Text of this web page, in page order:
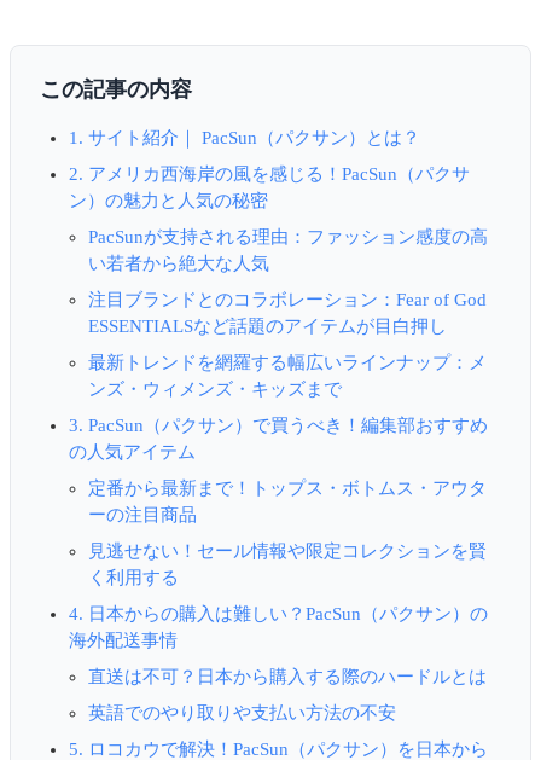
この記事の内容
1. サイト紹介｜ PacSun（パクサン）とは？
2. アメリカ西海岸の風を感じる！PacSun（パクサ
ン）の魅力と人気の秘密
PacSunが支持される理由：ファッション感度の高
い若者から絶大な人気
注目ブランドとのコラボレーション：Fear of God
ESSENTIALSなど話題のアイテムが目白押し
最新トレンドを網羅する幅広いラインナップ：メ
ンズ・ウィメンズ・キッズまで
3. PacSun（パクサン）で買うべき！編集部おすすめ
の人気アイテム
定番から最新まで！トップス・ボトムス・アウタ
ーの注目商品
見逃せない！セール情報や限定コレクションを賢
く利用する
4. 日本からの購入は難しい？PacSun（パクサン）の
海外配送事情
直送は不可？日本から購入する際のハードルとは
英語でのやり取りや支払い方法の不安
5. ロコカウで解決！PacSun（パクサン）を日本から